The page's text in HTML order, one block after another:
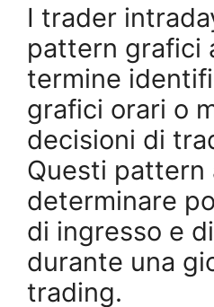
I trader
pattern grafici
termine
grafici orari o
decisioni di
Questi pattern
determinare
di ingresso e
durante una
trading.